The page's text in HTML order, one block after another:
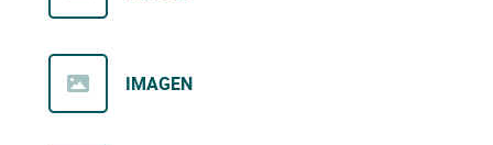
IMAGEN